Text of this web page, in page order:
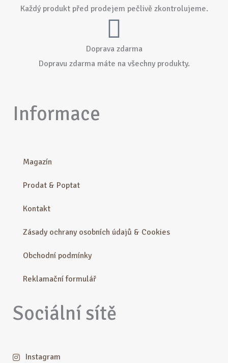
Každý produkt před prodejem pečlivě zkontrolujeme.
Doprava zdarma
Dopravu zdarma máte na všechny produkty.
Informace
Magazín
Prodat & Poptat
Kontakt
Zásady ochrany osobních údajů & Cookies
Obchodní podmínky
Reklamační formulář
Sociální sítě
Instagram